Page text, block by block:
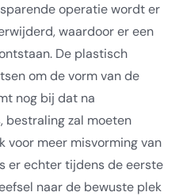
operatie wordt er
waardoor er een
De plastisch
om de vorm van de
nog bij dat na
bestraling zal moeten
voor meer misvorming van
er echter tijdens de eerste
naar de bewuste plek